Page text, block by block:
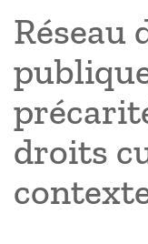
Réseau
droits